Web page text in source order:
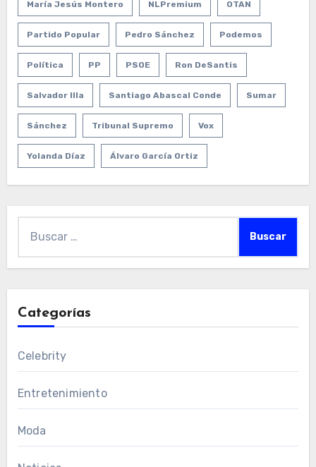
María Jesús Montero NLPremium OTAN
Partido Popular Pedro Sánchez Podemos
Política PP PSOE Ron DeSantis
Salvador Illa Santiago Abascal Conde Sumar
Sánchez Tribunal Supremo Vox
Yolanda Díaz Álvaro García Ortiz
Categorías
Celebrity
Entretenimiento
Moda